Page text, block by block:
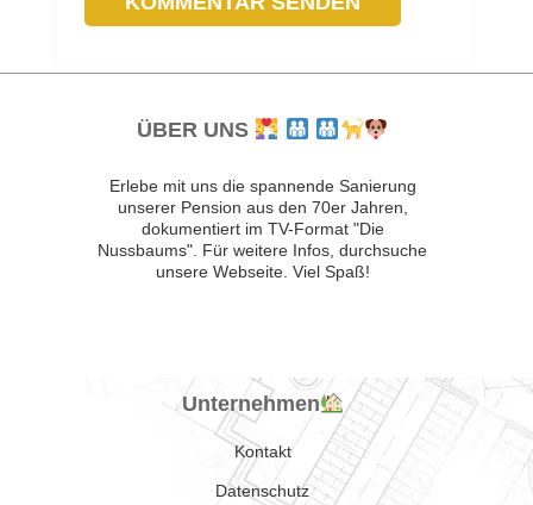
ÜBER UNS
Erlebe mit uns die spannende Sanierung
unserer Pension aus den 70er Jahren,
dokumentiert im TV-Format "Die
Nussbaums". Für weitere Infos, durchsuche
unsere Webseite. Viel Spaß!
Unternehmen
Kontakt
Datenschutz